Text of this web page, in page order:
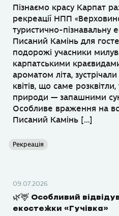
Пізнаємо красу Карпат
рекреації НПП
туристично-пізнавальну
Писаний Камінь для
подорожі учасники
карпатськими
ароматом літа, зустрічали
квітів, що саме
природи — запашними
Особливе враження на
Писаний Камінь […]
Рекреація
09.07.2026
🌿🦌 Особливий
екостежки «Гучівка»